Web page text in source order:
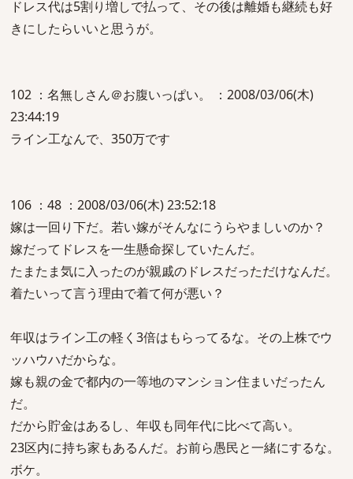
ドレス代は5割り増しで払って、その後は離婚も継続も好
きにしたらいいと思うが。
102 ：名無しさん＠お腹いっぱい。 ：2008/03/06(木)
23:44:19
ライン工なんで、350万です
106 ：48 ：2008/03/06(木) 23:52:18
嫁は一回り下だ。若い嫁がそんなにうらやましいのか？
嫁だってドレスを一生懸命探していたんだ。
たまたま気に入ったのが親戚のドレスだっただけなんだ。
着たいって言う理由で着て何が悪い？
年収はライン工の軽く3倍はもらってるな。その上株でウ
ッハウハだからな。
嫁も親の金で都内の一等地のマンション住まいだったん
だ。
だから貯金はあるし、年収も同年代に比べて高い。
23区内に持ち家もあるんだ。お前ら愚民と一緒にするな。
ボケ。